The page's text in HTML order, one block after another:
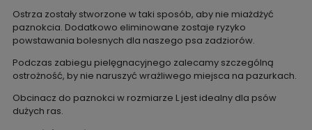
Ostrza zostały stworzone w taki sposób, aby nie miażdżyć
paznokcia. Dodatkowo eliminowane zostaje ryzyko
powstawania bolesnych dla naszego psa zadziorów.
Podczas zabiegu pielęgnacyjnego zalecamy szczególną
ostrożność, by nie naruszyć wrażliwego miejsca na pazurkach.
Obcinacz do paznokci w rozmiarze L jest idealny dla psów
dużych ras.